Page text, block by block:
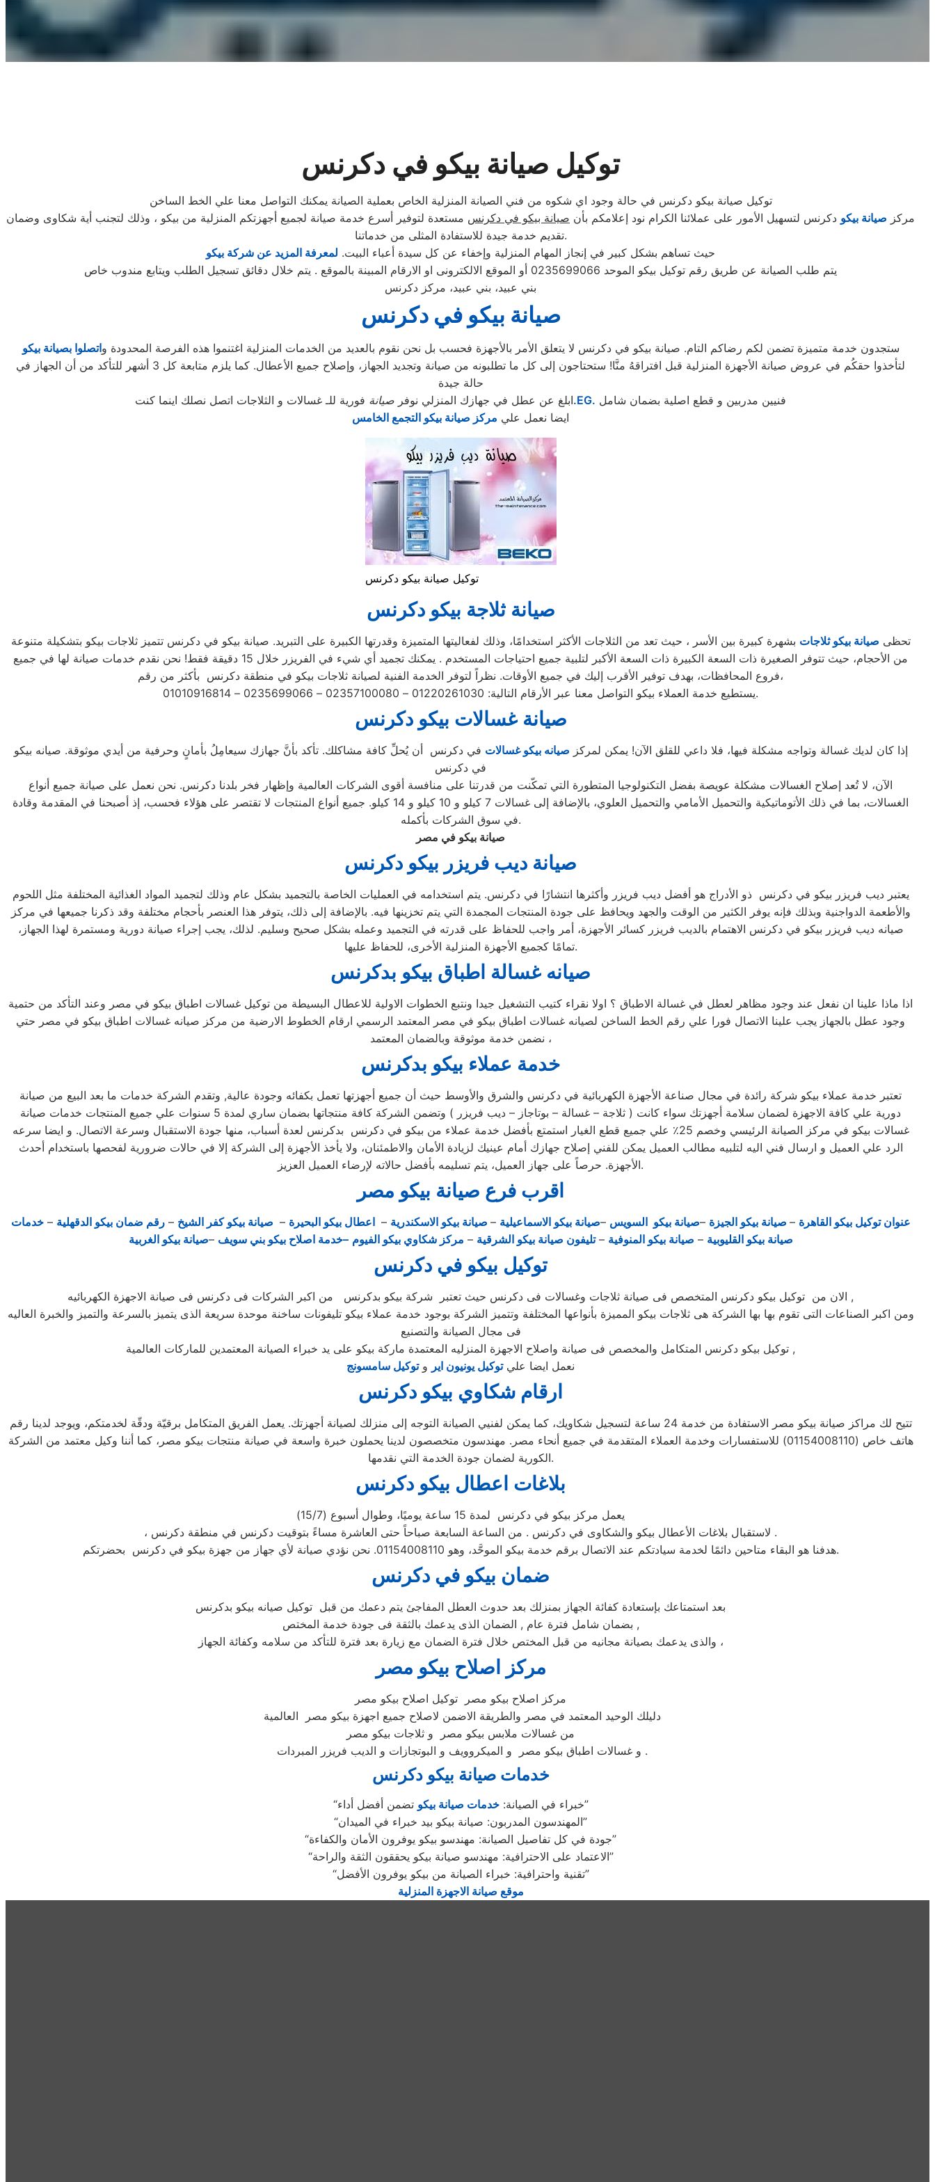
توكيل صيانة بيكو في دكرنس
توكيل صيانة بيكو دكرنس في حالة وجود اي شكوه من فني الصيانة المنزلية الخاص بعملية الصيانة يمكنك التواصل معنا علي الخط الساخن
مركز صيانة بيكو دكرنس لتسهيل الأمور على عملائنا الكرام نود إعلامكم بأن صيانة بيكو في دكرنس مستعدة لتوفير أسرع خدمة صيانة لجميع أجهزتكم المنزلية من بيكو ، وذلك لتجنب أية شكاوى وضمان
تقديم خدمة جيدة للاستفادة المثلى من خدماتنا.
حيث تساهم بشكل كبير في إنجاز المهام المنزلية وإخفاء عن كل سيدة أعباء البيت. لمعرفة المزيد عن شركة بيكو
يتم طلب الصيانة عن طريق رقم توكيل بيكو الموحد 0235699066 أو الموقع الالكترونى او الارقام المبينة بالموقع . يتم خلال دقائق تسجيل الطلب ويتابع مندوب خاص
بني عبيد، بني عبيد، مركز دكرنس
صيانة بيكو في دكرنس
ستجدون خدمة متميزة تضمن لكم رضاكم التام. صيانة بيكو في دكرنس لا يتعلق الأمر بالأجهزة فحسب بل نحن نقوم بالعديد من الخدمات المنزلية اغتنموا هذه الفرصة المحدودة واتصلوا بصيانة بيكو
لتأخذوا حقكُم في عروض صيانة الأجهزة المنزلية قبل افتراقهُ منَّا! ستحتاجون إلى كل ما تطلبونه من صيانة وتجديد الجهاز، وإصلاح جميع الأعطال. كما يلزم متابعة كل 3 أشهر للتأكد من أن الجهاز في
حالة جيدة
ابلغ عن عطل في جهازك المنزلي نوفر صيانة فورية للـ غسالات و الثلاجات اتصل نصلك اينما كنت .EG. فنيين مدربين و قطع اصلية بضمان شامل
ايضا نعمل علي مركز صيانة بيكو التجمع الخامس
توكيل صيانة بيكو دكرنس
صيانة ثلاجة بيكو دكرنس
تحظى صيانة بيكو ثلاجات بشهرة كبيرة بين الأسر ، حيث تعد من الثلاجات الأكثر استخدامًا، وذلك لفعاليتها المتميزة وقدرتها الكبيرة على التبريد. صيانة بيكو في دكرنس تتميز ثلاجات بيكو بتشكيلة متنوعة
من الأحجام، حيث تتوفر الصغيرة ذات السعة الكبيرة ذات السعة الأكبر لتلبية جميع احتياجات المستخدم . يمكنك تجميد أي شيء في الفريزر خلال 15 دقيقة فقط! نحن نقدم خدمات صيانة لها في جميع
فروع المحافظات، بهدف توفير الأقرب إليك في جميع الأوقات. نظراً لتوفر الخدمة الفنية لصيانة ثلاجات بيكو في منطقة دكرنس بأكثر من رقم،
يستطيع خدمة العملاء بيكو التواصل معنا عبر الأرقام التالية: 01220261030 – 02357100080 – 0235699066 – 01010916814.
صيانة غسالات بيكو دكرنس
إذا كان لديك غسالة وتواجه مشكلة فيها، فلا داعي للقلق الآن! يمكن لمركز صيانه بيكو غسالات في دكرنس أن يُحلِّ كافة مشاكلك. تأكد بأنَّ جهازك سيعامِلُ بأمانٍ وحرفية من أيدي موثوقة. صيانه بيكو
في دكرنس
الآن، لا تُعد إصلاح الغسالات مشكلة عويصة بفضل التكنولوجيا المتطورة التي تمكّنت من قدرتنا على منافسة أقوى الشركات العالمية وإظهار فخر بلدنا دكرنس. نحن نعمل على صيانة جميع أنواع
الغسالات، بما في ذلك الأتوماتيكية والتحميل الأمامي والتحميل العلوي، بالإضافة إلى غسالات 7 كيلو و 10 كيلو و 14 كيلو. جميع أنواع المنتجات لا تقتصر على هؤلاء فحسب، إذ أصبحنا في المقدمة وقادة
في سوق الشركات بأكمله.
صيانة بيكو في مصر
صيانة ديب فريزر بيكو دكرنس
يعتبر ديب فريزر بيكو في دكرنس ذو الأدراج هو أفضل ديب فريزر وأكثرها انتشارًا في دكرنس. يتم استخدامه في العمليات الخاصة بالتجميد بشكل عام وذلك لتجميد المواد الغذائية المختلفة مثل اللحوم
والأطعمة الدواجنية وبذلك فإنه يوفر الكثير من الوقت والجهد ويحافظ على جودة المنتجات المجمدة التي يتم تخزينها فيه. بالإضافة إلى ذلك، يتوفر هذا العنصر بأحجام مختلفة وقد ذكرنا جميعها في مركز
صيانه ديب فريزر بيكو في دكرنس الاهتمام بالديب فريزر كسائر الأجهزة، أمر واجب للحفاظ على قدرته في التجميد وعمله بشكل صحيح وسليم. لذلك، يجب إجراء صيانة دورية ومستمرة لهذا الجهاز،
تمامًا كجميع الأجهزة المنزلية الأخرى، للحفاظ عليها.
صيانه غسالة اطباق بيكو بدكرنس
اذا ماذا علينا ان نفعل عند وجود مظاهر لعطل في غسالة الاطباق ؟ اولا نقراء كتيب التشغيل جيدا ونتبع الخطوات الاولية للاعطال البسيطة من توكيل غسالات اطباق بيكو في مصر وعند التأكد من حتمية
وجود عطل بالجهاز يجب علينا الاتصال فورا علي رقم الخط الساخن لصيانه غسالات اطباق بيكو في مصر المعتمد الرسمي ارقام الخطوط الارضية من مركز صيانه غسالات اطباق بيكو في مصر حتي
نضمن خدمة موثوقة وبالضمان المعتمد ،
خدمة عملاء بيكو بدكرنس
تعتبر خدمة عملاء بيكو شركة رائدة في مجال صناعة الأجهزة الكهربائية في دكرنس والشرق والأوسط حيث أن جميع أجهزتها تعمل بكفائه وجودة عالية, وتقدم الشركة خدمات ما بعد البيع من صيانة
دورية علي كافة الاجهزة لضمان سلامة أجهزتك سواء كانت ( ثلاجة – غسالة – بوتاجاز – ديب فريزر ) وتضمن الشركة كافة منتجاتها بضمان ساري لمدة 5 سنوات علي جميع المنتجات خدمات صيانة
غسالات بيكو في مركز الصيانة الرئيسي وخصم 25٪ علي جميع قطع الغيار استمتع بأفضل خدمة عملاء من بيكو في دكرنس بدكرنس لعدة أسباب، منها جودة الاستقبال وسرعة الاتصال. و ايضا سرعه
الرد علي العميل و ارسال فني اليه لتلبيه مطالب العميل يمكن للفني إصلاح جهازك أمام عينيك لزيادة الأمان والاطمئنان، ولا يأخذ الأجهزة إلى الشركة إلا في حالات ضرورية لفحصها باستخدام أحدث
الأجهزة. حرصاً على جهاز العميل، يتم تسليمه بأفضل حالاته لإرضاء العميل العزيز.
اقرب فرع صيانة بيكو مصر
عنوان توكيل بيكو القاهرة – صيانة بيكو الجيزة –صيانة بيكو السويس –صيانة بيكو الاسماعيلية – صيانة بيكو الاسكندرية – اعطال بيكو البحيرة – صيانة بيكو كفر الشيخ –رقم ضمان بيكو الدقهلية –خدمات
صيانة بيكو القليوبية – صيانة بيكو المنوفية –تليفون صيانة بيكو الشرقية – مركز شكاوي بيكو الفيوم –خدمة اصلاح بيكو بني سويف –صيانة بيكو الغربية
توكيل بيكو في دكرنس
الان من توكيل بيكو دكرنس المتخصص فى صيانة ثلاجات وغسالات فى دكرنس حيث تعتبر شركة بيكو بدكرنس من اكبر الشركات فى دكرنس فى صيانة الاجهزة الكهربائيه ,
ومن اكبر الصناعات التى تقوم بها بها الشركة هى ثلاجات بيكو المميزة بأنواعها المختلفة وتتميز الشركة بوجود خدمة عملاء بيكو تليفونات ساخنة موحدة سريعة الذى يتميز بالسرعة والتميز والخبرة العاليه
فى مجال الصيانة والتصنيع
توكيل بيكو دكرنس المتكامل والمخصص فى صيانة واصلاح الاجهزة المنزليه المعتمدة ماركة بيكو على يد خبراء الصيانة المعتمدين للماركات العالمية ,
نعمل ايضا عليتوكيل يونيون اير وتوكيل سامسونج
ارقام شكاوي بيكو دكرنس
تتيح لك مراكز صيانة بيكو مصر الاستفادة من خدمة 24 ساعة لتسجيل شكاويك، كما يمكن لفنيي الصيانة التوجه إلى منزلك لصيانة أجهزتك. يعمل الفريق المتكامل برقيّة ودقّة لخدمتكم، ويوجد لدينا رقم
هاتف خاص (01154008110) للاستفسارات وخدمة العملاء المتقدمة في جميع أنحاء مصر. مهندسون متخصصون لدينا يحملون خبرة واسعة في صيانة منتجات بيكو مصر، كما أننا وكيل معتمد من الشركة
الكورية لضمان جودة الخدمة التي نقدمها.
بلاغات اعطال بيكو دكرنس
يعمل مركز بيكو في دكرنس لمدة 15 ساعة يوميًا، وطوال أسبوع (15/7)
، لاستقبال بلاغات الأعطال بيكو والشكاوى في دكرنس . من الساعة السابعة صباحاً حتى العاشرة مساءً بتوقيت دكرنس في منطقة دكرنس .
هدفنا هو البقاء متاحين دائمًا لخدمة سيادتكم عند الاتصال برقم خدمة بيكو الموحَّد، وهو 01154008110. نحن نؤدي صيانة لأي جهاز من جهزة بيكو في دكرنس بحضرتكم.
ضمان بيكو في دكرنس
بعد استمتاعك بإستعادة كفائة الجهاز بمنزلك بعد حدوث العطل المفاجئ يتم دعمك من قبل توكيل صيانه بيكو بدكرنس
بضمان شامل فترة عام , الضمان الذى يدعمك بالثقة فى جودة خدمة المختص ,
والذى يدعمك بصيانة مجانيه من قبل المختص خلال فترة الضمان مع زيارة بعد فترة للتأكد من سلامه وكفائة الجهاز ،
مركز اصلاح بيكو مصر
مركز اصلاح بيكو مصر توكيل اصلاح بيكو مصر
دليلك الوحيد المعتمد في مصر والطريقة الاضمن لاصلاح جميع اجهزة بيكو مصر العالمية
من غسالات ملابس بيكو مصر و ثلاجات بيكو مصر
و غسالات اطباق بيكو مصر و الميكروويف و البوتجازات و الديب فريزر المبردات .
خدمات صيانة بيكو دكرنس
“خبراء في الصيانة:خدمات صيانة بيكو
تضمن أفضل أداء”
“المهندسون المدربون: صيانة بيكو بيد خبراء في الميدان”
“جودة في كل تفاصيل الصيانة: مهندسو بيكو يوفرون الأمان والكفاءة”
“الاعتماد على الاحترافية: مهندسو صيانة بيكو يحققون الثقة والراحة”
“تقنية واحترافية: خبراء الصيانة من بيكو يوفرون الأفضل”
موقع صيانة الاجهزة المنزلية